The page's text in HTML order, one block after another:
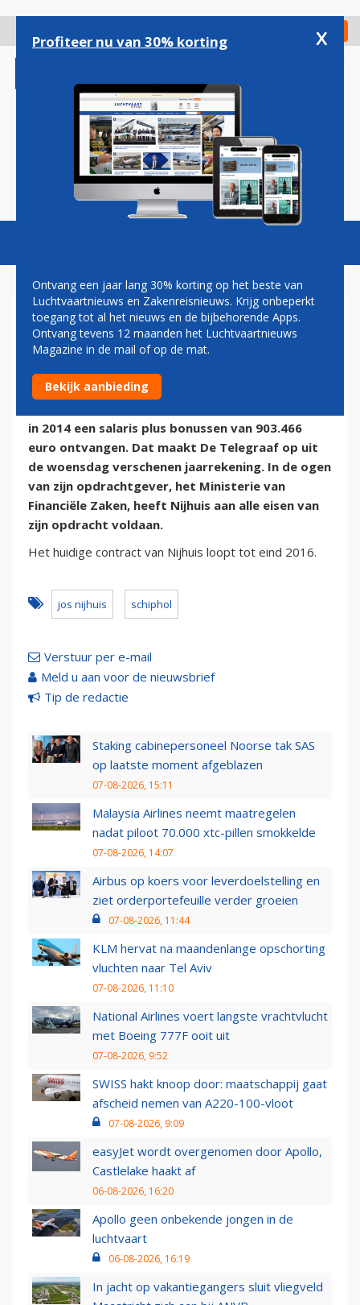
gaan
Check in
Magazine Podcasts Vacatures
SCHIPHOL-TOPMAN CASHT
5 maart 2015 - 8:22 | Door:
in 2014 een salaris plus bonussen van 903.466
euro ontvangen. Dat maakt De Telegraaf op uit
de woensdag verschenen jaarrekening. In de ogen
van zijn opdrachtgever, het Ministerie van
Financiële Zaken, heeft Nijhuis aan alle eisen van
zijn opdracht voldaan.
Het huidige contract van Nijhuis loopt tot eind 2016.
jos nijhuis schiphol
Verstuur per e-mail
Meld u aan voor de nieuwsbrief
Tip de redactie
Staking cabinepersoneel Noorse tak SAS
op laatste moment afgeblazen
07-08-2026, 15:11
Malaysia Airlines neemt maatregelen
nadat piloot 70.000 xtc-pillen smokkelde
07-08-2026, 14:07
Airbus op koers voor leverdoelstelling en
ziet orderportefeuille verder groeien
07-08-2026, 11:44
KLM hervat na maandenlange opschorting
vluchten naar Tel Aviv
07-08-2026, 11:10
National Airlines voert langste vrachtvlucht
met Boeing 777F ooit uit
07-08-2026, 9:52
SWISS hakt knoop door: maatschappij gaat
afscheid nemen van A220-100-vloot
07-08-2026, 9:09
easyJet wordt overgenomen door Apollo,
Castlelake haakt af
06-08-2026, 16:20
Apollo geen onbekende jongen in de
luchtvaart
06-08-2026, 16:19
In jacht op vakantiegangers sluit vliegveld
Profiteer nu van 30% korting x
Ontvang een jaar lang 30% korting op het beste van
Luchtvaartnieuws en Zakenreisnieuws. Krijg onbeperkt
toegang tot al het nieuws en de bijbehorende Apps.
Ontvang tevens 12 maanden het Luchtvaartnieuws
Magazine in de mail of op de mat.
Bekijk aanbieding